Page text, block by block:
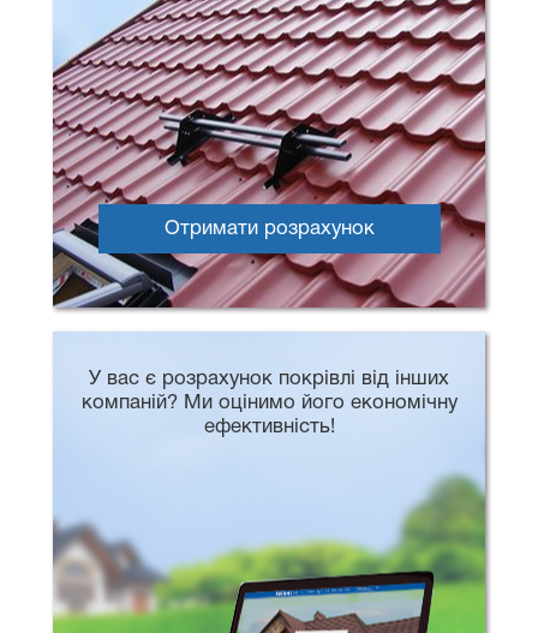
Отримати розрахунок
У вас є розрахунок покрівлі від інших
компаній? Ми оцінимо його економічну
ефективність!